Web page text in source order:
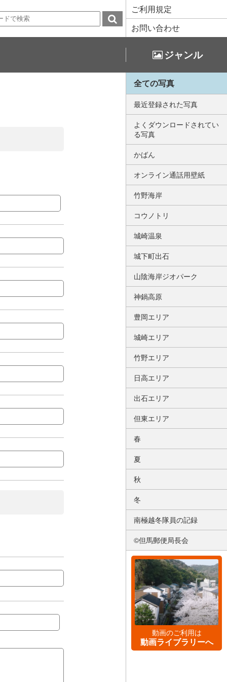
ご利用規定
お問い合わせ
ジャンル
全ての写真
最近登録された写真
よくダウンロードされてい
る写真
かばん
オンライン通話用壁紙
竹野海岸
コウノトリ
城崎温泉
城下町出石
山陰海岸ジオパーク
神鍋高原
豊岡エリア
城崎エリア
竹野エリア
日高エリア
出石エリア
但東エリア
春
夏
秋
冬
南極越冬隊員の記録
©但馬郵便局長会
動画のご利用は
動画ライブラリーへ